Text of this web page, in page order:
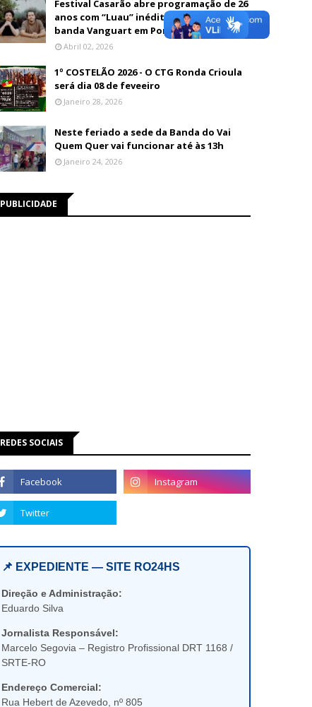
Festival Casarão abre programação de 26
anos com “Luau” inédito e show da
banda Vanguart em Porto Velho
Abril 02, 2026
1º COSTELÃO 2026 - O CTG Ronda Crioula
será dia 08 de feveeiro
Janeiro 28, 2026
Neste feriado a sede da Banda do Vai
Quem Quer vai funcionar até às 13h
Janeiro 24, 2026
PUBLICIDADE
REDES SOCIAIS
📌 EXPEDIENTE — SITE RO24HS
Direção e Administração:
Eduardo Silva
Jornalista Responsável:
Marcelo Segovia – Registro Profissional DRT 1168 /
SRTE-RO
Endereço Comercial:
Rua Hebert de Azevedo, nº 805